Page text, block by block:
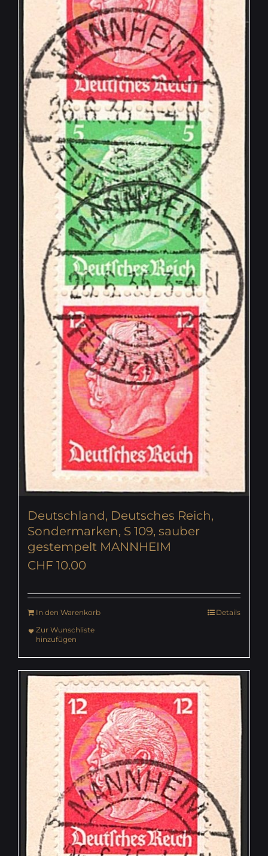
Deutschland, Deutsches Reich,
Sondermarken, S 109, sauber
gestempelt MANNHEIM
CHF 10.00
In den Warenkorb
Details
Zur Wunschliste
hinzufügen